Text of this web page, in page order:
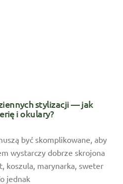
stylizacji — jak
i okulary?
być skomplikowane, aby
wystarczy dobrze skrojona
koszula, marynarka, sweter
jednak